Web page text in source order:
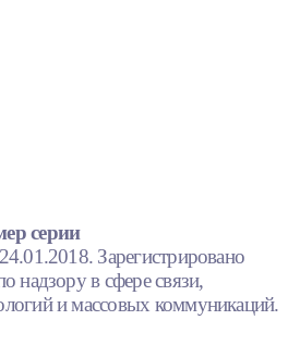
серии
Зарегистрировано
надзору в сфере связи,
и массовых коммуникаций.